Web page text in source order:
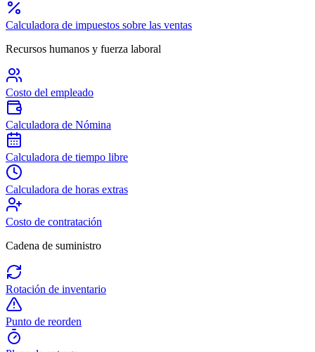
Calculadora de impuestos sobre las ventas
Recursos humanos y fuerza laboral
Costo del empleado
Calculadora de Nómina
Calculadora de tiempo libre
Calculadora de horas extras
Costo de contratación
Cadena de suministro
Rotación de inventario
Punto de reorden